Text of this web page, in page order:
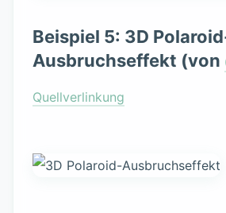
Beispiel 5: 3D
Ausbruchseffekt (von
Quellverlinkung